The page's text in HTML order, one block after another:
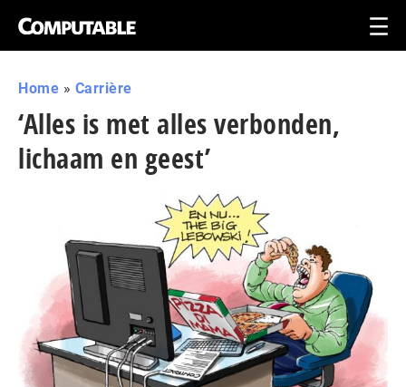
Home » Carrière
‘Alles is met alles verbonden,
lichaam en geest’